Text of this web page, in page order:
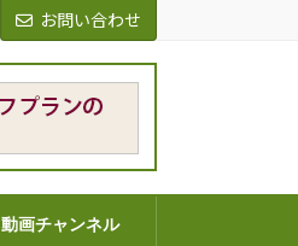
お問い合わせ
動画チャンネル